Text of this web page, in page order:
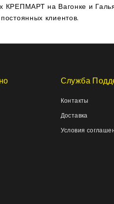
КРЕПМАРТ на Вагонке и
клиентов.
Служба
Контакты
Доставка
Условия